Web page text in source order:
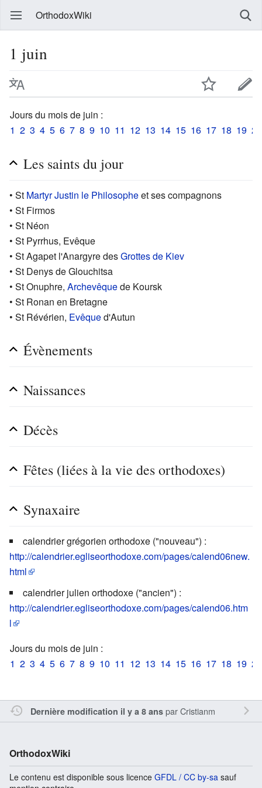
OrthodoxWiki
1 juin
Jours du mois de juin :
1 2 3 4 5 6 7 8 9 10 11 12 13 14 15 16 17 18 19 20
Les saints du jour
• St MartyrJustin le Philosopheet ses compagnons
• St Firmos
• St Néon
• St Pyrrhus, Evêque
• St Agapet l'Anargyre desGrottes de Kiev
• St Denys de Glouchitsa
• St Onuphre, Archevêquede Koursk
• St Ronan en Bretagne
• St Révérien, Evêqued'Autun
Évènements
Naissances
Décès
Fêtes (liées à la vie des orthodoxes)
Synaxaire
calendrier grégorien orthodoxe ("nouveau") :
http://calendrier.egliseorthodoxe.com/pages/calend06new.
html
calendrier julien orthodoxe ("ancien") :
http://calendrier.egliseorthodoxe.com/pages/calend06.htm
l
Jours du mois de juin :
1 2 3 4 5 6 7 8 9 10 11 12 13 14 15 16 17 18 19 20
Dernière modification il y a 8 ansparCristianm
OrthodoxWiki
Le contenu est disponible sous licence GFDL / CC by-sa sauf